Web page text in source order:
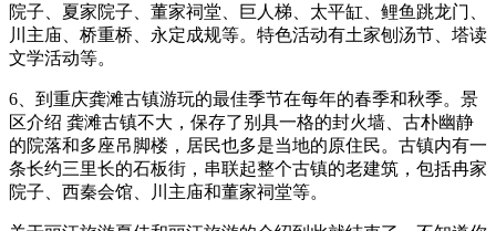
院子、夏家院子、董家祠堂、巨人梯、太平缸、鲤鱼跳龙门、
川主庙、桥重桥、永定成规等。特色活动有土家刨汤节、塔读
文学活动等。
6、到重庆龚滩古镇游玩的最佳季节在每年的春季和秋季。景
区介绍 龚滩古镇不大，保存了别具一格的封火墙、古朴幽静
的院落和多座吊脚楼，居民也多是当地的原住民。古镇内有一
条长约三里长的石板街，串联起整个古镇的老建筑，包括冉家
院子、西秦会馆、川主庙和董家祠堂等。